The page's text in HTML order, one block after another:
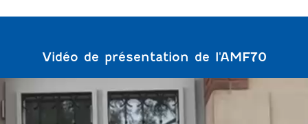
Vidéo de présentation de l'AMF70